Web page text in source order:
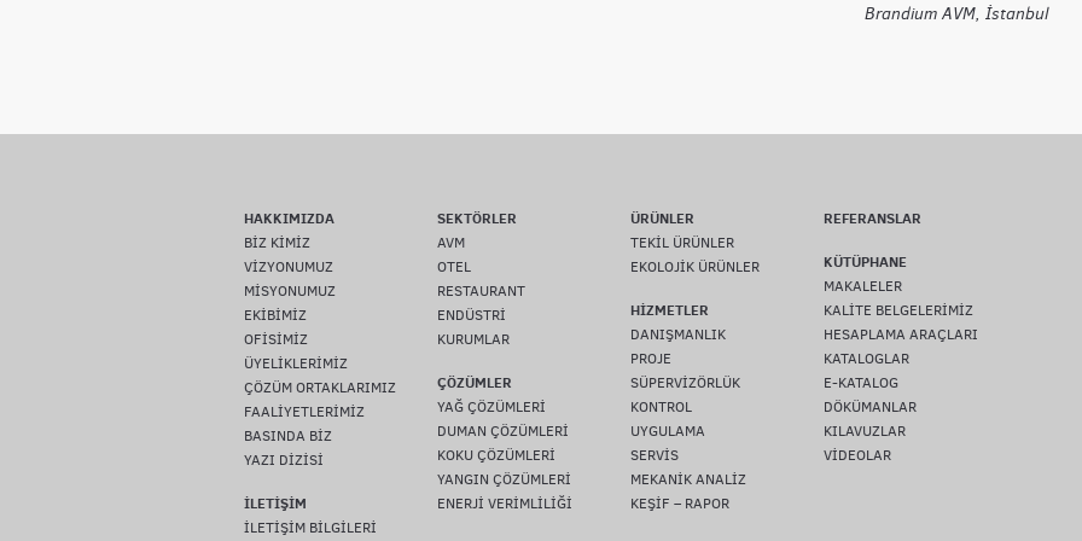
Brandium AVM, İstanbul
HAKKIMIZDA
BİZ KİMİZ
VİZYONUMUZ
MİSYONUMUZ
EKİBİMİZ
OFİSİMİZ
ÜYELİKLERİMİZ
ÇÖZÜM ORTAKLARIMIZ
FAALİYETLERİMİZ
BASINDA BİZ
YAZI DİZİSİ
İLETİŞİM
İLETİŞİM BİLGİLERİ
SEKTÖRLER
AVM
OTEL
RESTAURANT
ENDÜSTRİ
KURUMLAR
ÇÖZÜMLER
YAĞ ÇÖZÜMLERİ
DUMAN ÇÖZÜMLERİ
KOKU ÇÖZÜMLERİ
YANGIN ÇÖZÜMLERİ
ENERJİ VERİMLİLİĞİ
ÜRÜNLER
TEKİL ÜRÜNLER
EKOLOJİK ÜRÜNLER
HİZMETLER
DANIŞMANLIK
PROJE
SÜPERVİZÖRLÜK
KONTROL
UYGULAMA
SERVİS
MEKANİK ANALİZ
KEŞİF – RAPOR
REFERANSLAR
KÜTÜPHANE
MAKALELER
KALİTE BELGELERİMİZ
HESAPLAMA ARAÇLARI
KATALOGLAR
E-KATALOG
DÖKÜMANLAR
KILAVUZLAR
VİDEOLAR